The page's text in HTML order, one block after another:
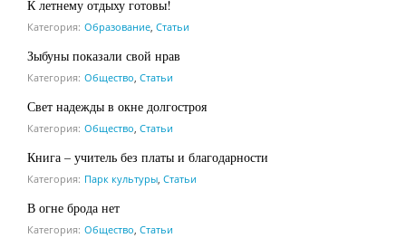
К летнему отдыху готовы!
Категория: Образование, Статьи
Зыбуны показали свой нрав
Категория: Общество, Статьи
Свет надежды в окне долгостроя
Категория: Общество, Статьи
Книга – учитель без платы и благодарности
Категория: Парк культуры, Статьи
В огне брода нет
Категория: Общество, Статьи